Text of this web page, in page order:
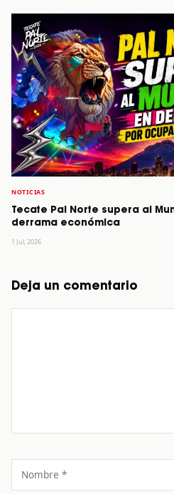
NOTICIAS
Tecate Pal Norte supera al
derrama económica
1 Jul, 2026
Deja un comentario
Nombre